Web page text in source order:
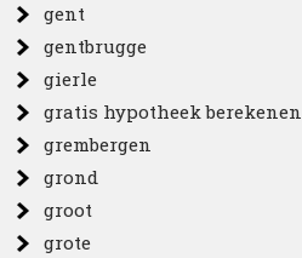
gent
gentbrugge
gierle
gratis hypotheek berekenen
grembergen
grond
groot
grote